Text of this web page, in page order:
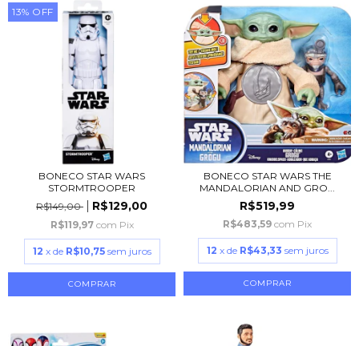
13% OFF
BONECO STAR WARS
STORMTROOPER
R$149,00
R$129,00
R$119,97 com Pix
12 x de R$10,75 sem juros
BONECO STAR WARS THE
MANDALORIAN AND GRO...
R$519,99
R$483,59 com Pix
12 x de R$43,33 sem juros